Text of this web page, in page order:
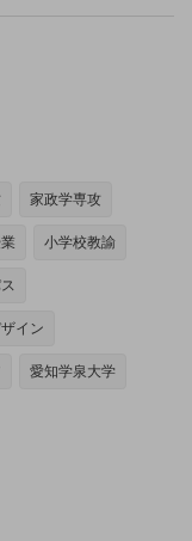
家政学専攻
小学校教諭
イン
愛知学泉大学